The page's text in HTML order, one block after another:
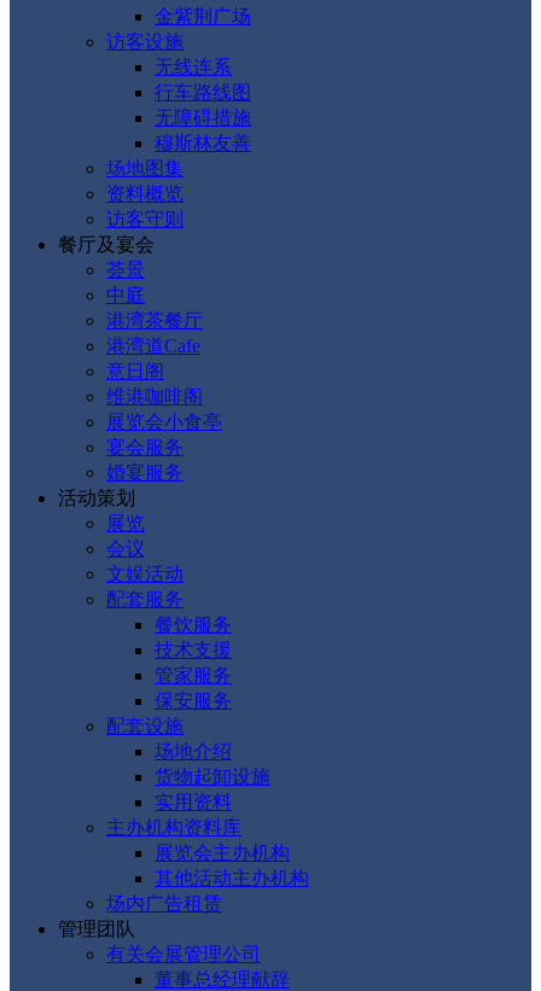
金紫荆广场
访客设施
无线连系
行车路线图
无障碍措施
穆斯林友善
场地图集
资料概览
访客守则
餐厅及宴会
荟景
中庭
港湾茶餐厅
港湾道Cafe
意日阁
维港咖啡阁
展览会小食亭
宴会服务
婚宴服务
活动策划
展览
会议
文娱活动
配套服务
餐饮服务
技术支援
管家服务
保安服务
配套设施
场地介绍
货物起卸设施
实用资料
主办机构资料库
展览会主办机构
其他活动主办机构
场内广告租赁
管理团队
有关会展管理公司
董事总经理献辞